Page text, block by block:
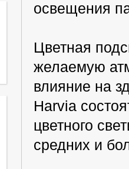
освещения
Цветная
желаемую
влияние на
Harvia
цветного
средних и